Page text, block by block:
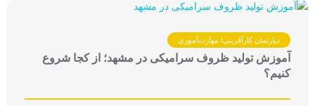
دپارتمان کارآفرینی/ مهارت‌آموزی
آموزش تولید ظروف سرامیکی در مشهد؛ از کجا شروع
کنیم؟